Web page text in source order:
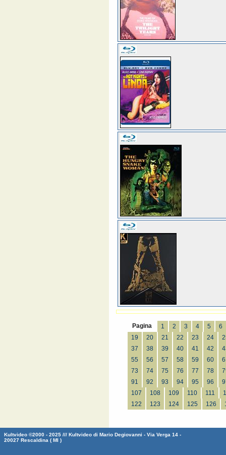
Pagina 1 2 3 4 5
6
19
20 21 22 23 24
37
38 39 40 41 42
55
56 57 58 59 60
73
74 75 76 77 78
91
92 93 94 95 96
107
108 109 110 111
122
123 124 125 126
Kultvideo ©2000 - 2025 /// Kultvideo di Mario Degiovanni - Via Verga 14 -
20027 Rescaldina ( MI )